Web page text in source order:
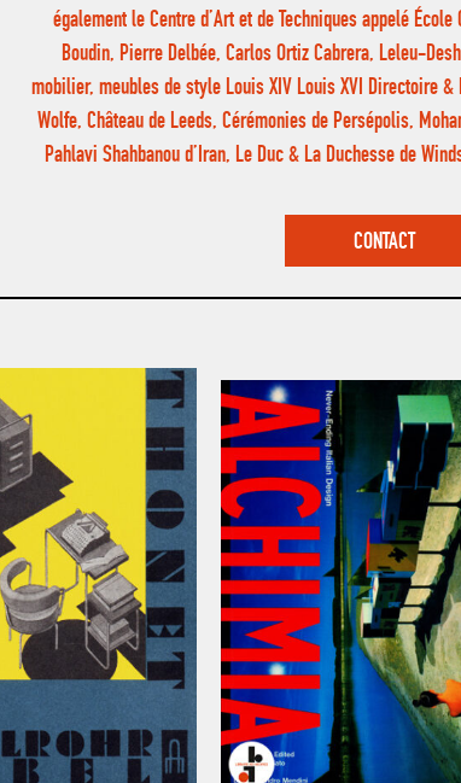
également le Centre d’Art et de Techniques appelé
Boudin, Pierre Delbée, Carlos Ortiz Cabrera, Leleu-
mobilier, meubles de style Louis XIV Louis XVI Directoire
Wolfe, Château de Leeds, Cérémonies de Persépolis,
Pahlavi Shahbanou d’Iran, Le Duc & La Duchesse de
CONTACT